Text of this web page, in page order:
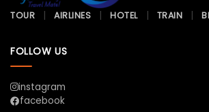
TOUR AIRLINES HOTEL TRAIN
FOLLOW US
instagram
facebook